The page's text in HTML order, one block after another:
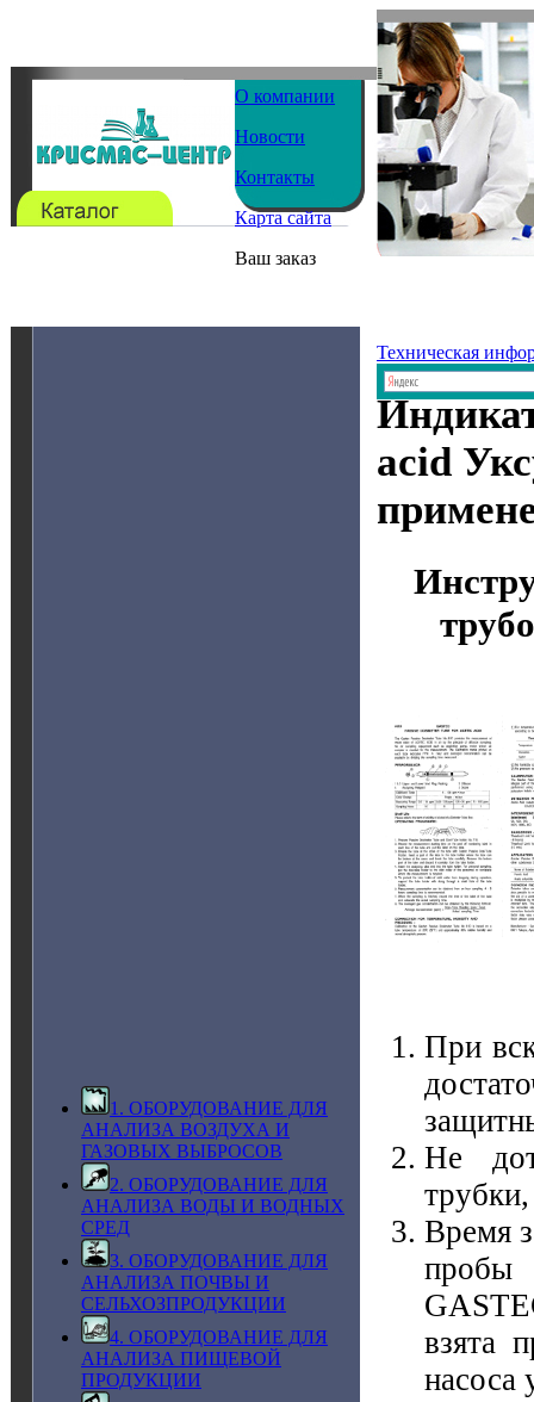
О компании
Новости
Контакты
Карта сайта
Ваш заказ
1. ОБОРУДОВАНИЕ ДЛЯ
АНАЛИЗА ВОЗДУХА И
ГАЗОВЫХ ВЫБРОСОВ
2. ОБОРУДОВАНИЕ ДЛЯ
АНАЛИЗА ВОДЫ И ВОДНЫХ
СРЕД
3. ОБОРУДОВАНИЕ ДЛЯ
АНАЛИЗА ПОЧВЫ И
СЕЛЬХОЗПРОДУКЦИИ
4. ОБОРУДОВАНИЕ ДЛЯ
АНАЛИЗА ПИЩЕВОЙ
ПРОДУКЦИИ
Техническая
acid
При
Не
Время
пробы
взята
насоса